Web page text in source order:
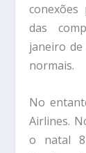
das
janeiro de
normais.
No
Airlines.
o natal